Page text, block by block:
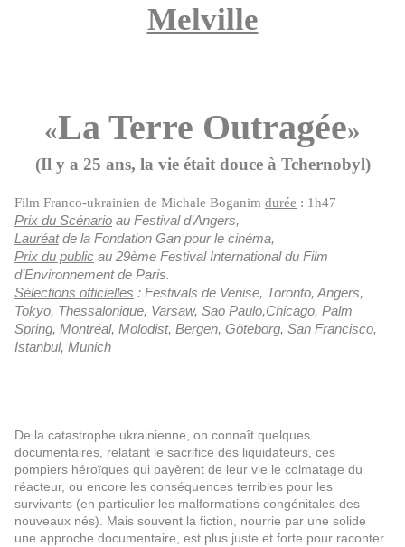
Melville
«La Terre Outragée»
(Il y a 25 ans, la vie était douce à Tchernobyl)
Film Franco-ukrainien de Michale Boganim durée : 1h47
Prix du Scénario au Festival d’Angers,
Lauréat de la Fondation Gan pour le cinéma,
Prix du public au 29ème Festival International du Film
d’Environnement de Paris.
Sélections officielles : Festivals de Venise, Toronto, Angers,
Tokyo, Thessalonique, Varsaw, Sao Paulo,Chicago, Palm
Spring, Montréal, Molodist, Bergen, Göteborg, San Francisco,
Istanbul, Munich
De la catastrophe ukrainienne, on connaît quelques
documentaires, relatant le sacrifice des liquidateurs, ces
pompiers héroïques qui payèrent de leur vie le colmatage du
réacteur, ou encore les conséquences terribles pour les
survivants (en particulier les malformations congénitales des
nouveaux nés). Mais souvent la fiction, nourrie par une solide
une approche documentaire, est plus juste et forte pour raconter